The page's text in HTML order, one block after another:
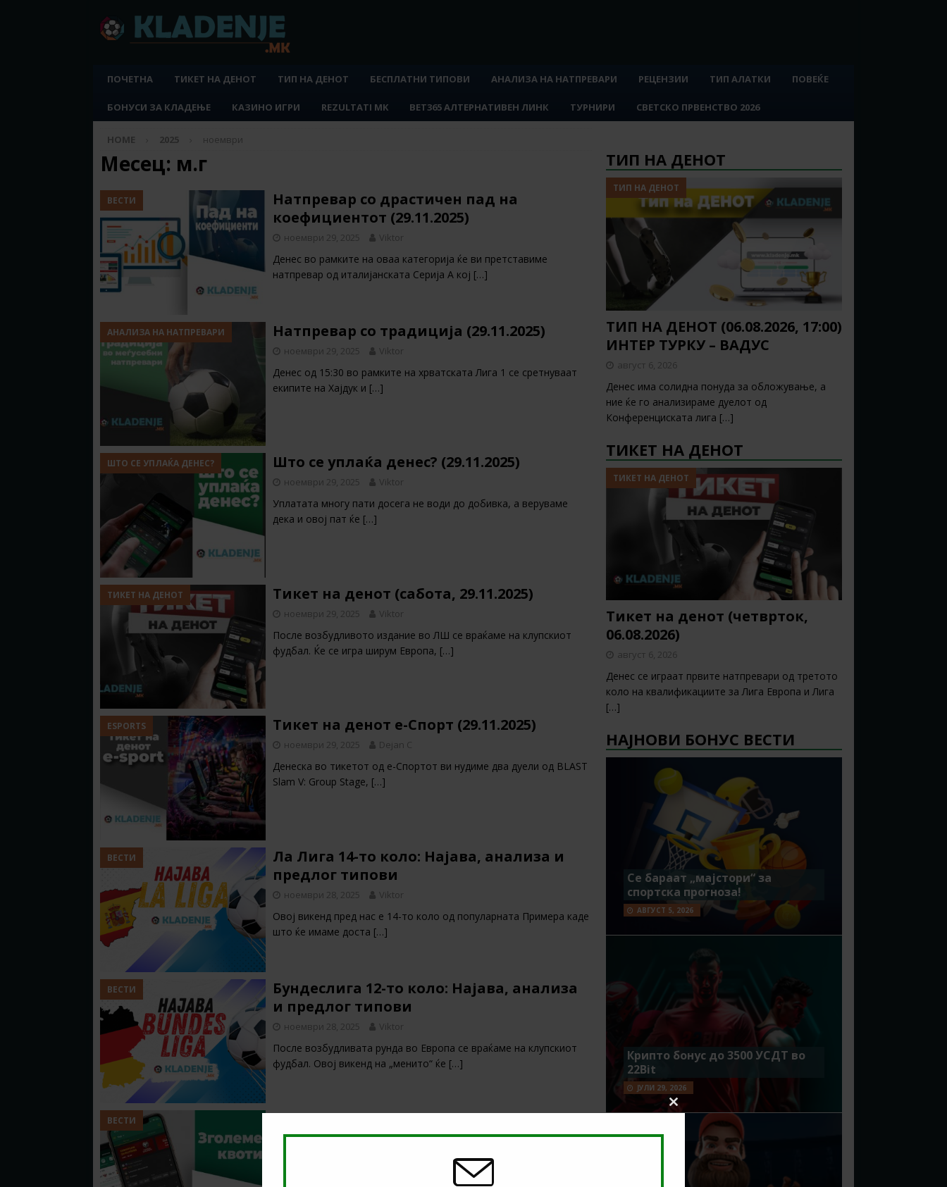
ПОЧЕТНА ТИКЕТ НА ДЕНОТ ТИП НА ДЕНОТ БЕСПЛАТНИ ТИПОВИ АНАЛИЗА НА НАТПРЕВАРИ РЕЦЕНЗИИ ТИП АЛАТКИ ПОВЕЌЕ
БОНУСИ ЗА КЛАДЕЊЕ КАЗИНО ИГРИ REZULTATI MK BET365 АЛТЕРНАТИВЕН ЛИНК ТУРНИРИ СВЕТСКО ПРВЕНСТВО 2026
HOME 2025 ноември
Месец: м.г
ВЕСТИ
Натпревар со драстичен пад на
коефициентот (29.11.2025)
ноември 29, 2025 Viktor
Денес во рамките на оваа категорија ќе ви претставиме
натпревар од италијанската Серија А кој […]
АНАЛИЗА НА НАТПРЕВАРИ Натпревар со традиција (29.11.2025)
ноември 29, 2025 Viktor
Денес од 15:30 во рамките на хрватската Лига 1 се сретнуваат
екипите на Хајдук и […]
ШТО СЕ УПЛАЌА ДЕНЕС? Што се уплаќа денес? (29.11.2025)
ноември 29, 2025 Viktor
Уплатата многу пати досега не води до добивка, а веруваме
дека и овој пат ќе […]
ТИКЕТ НА ДЕНОТ Тикет на денот (сабота, 29.11.2025)
ноември 29, 2025 Viktor
После возбудливото издание во ЛШ се враќаме на клупскиот
фудбал. Ќе се игра ширум Европа, […]
ESPORTS Тикет на денот е-Спорт (29.11.2025)
ноември 29, 2025 Dejan C
Денеска во тикетот од е-Спортот ви нудиме два дуели од BLAST
Slam V: Group Stage, […]
ВЕСТИ
Ла Лига 14-то коло: Најава, анализа и
предлог типови
ноември 28, 2025 Viktor
Овој викенд пред нас е 14-то коло од популарната Примера каде
што ќе имаме доста […]
ВЕСТИ
Бундеслига 12-то коло: Најава, анализа
и предлог типови
ноември 28, 2025 Viktor
После возбудливата рунда во Европа се враќаме на клупскиот
фудбал. Овој викенд на „менито“ ќе […]
ВЕСТИ
Зголемени квоти за натпреварот Хетафе
– Елче
Денес од 21:00 часот започнува новата рунда во шпанската Ла
ТИП НА ДЕНОТ
ТИП НА ДЕНОТ
ТИП НА ДЕНОТ (06.08.2026, 17:00)
ИНТЕР ТУРКУ – ВАДУС
август 6, 2026
Денес има солидна понуда за обложување, а
ние ќе го анализираме дуелот од
Конференциската лига […]
ТИКЕТ НА ДЕНОТ
ТИКЕТ НА ДЕНОТ
Тикет на денот (четврток,
06.08.2026)
август 6, 2026
Денес се играат првите натпревари од третото
коло на квалификациите за Лига Европа и Лига
[…]
НАЈНОВИ БОНУС ВЕСТИ
Се бараат „мајстори“ за
спортска прогноза!
АВГУСТ 5, 2026
Крипто бонус до 3500 УСДТ во
22Bit
ЈУЛИ 29, 2026
Close